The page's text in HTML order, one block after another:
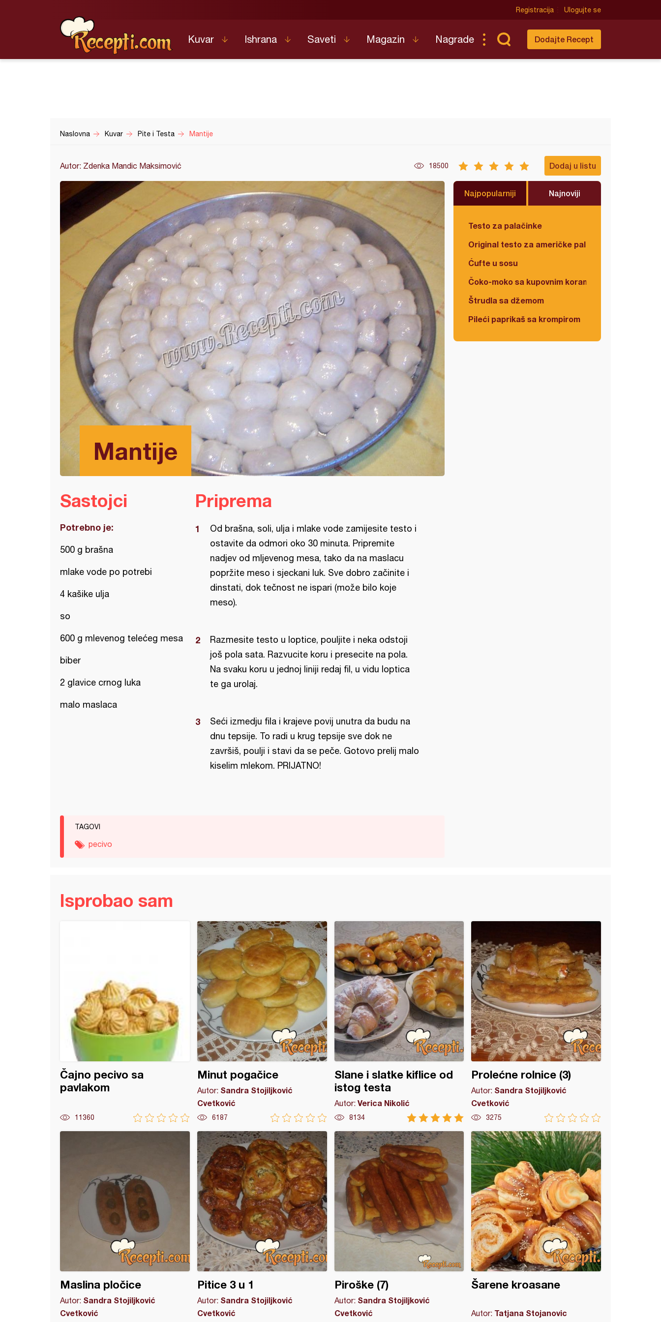
Registracija Ulogujte se
Kuvar Ishrana Saveti Magazin Nagrade Dodajte Recept
Naslovna Kuvar Pite i Testa Mantije
Autor: Zdenka Mandic Maksimović 18500 Dodaj u listu
Mantije
Najpopularniji Najnoviji
Testo za palačinke
Original testo za američke palačinke
Ćufte u sosu
Čoko-moko sa kupovnim korama
Štrudla sa džemom
Pileći paprikaš sa krompirom
Sastojci
Potrebno je:
500 g brašna
mlake vode po potrebi
4 kašike ulja
so
600 g mlevenog telećeg mesa
biber
2 glavice crnog luka
malo maslaca
Priprema
Od brašna, soli, ulja i mlake vode zamijesite testo i
ostavite da odmori oko 30 minuta. Pripremite
nadjev od mljevenog mesa, tako da na maslacu
popržite meso i sjeckani luk. Sve dobro začinite i
dinstati, dok tečnost ne ispari (može bilo koje
meso).
Razmesite testo u loptice, pouljite i neka odstoji
još pola sata. Razvucite koru i presecite na pola.
Na svaku koru u jednoj liniji redaj fil, u vidu loptica
te ga urolaj.
Seći izmedju fila i krajeve povij unutra da budu na
dnu tepsije. To radi u krug tepsije sve dok ne
završiš, poulji i stavi da se peče. Gotovo prelij malo
kiselim mlekom. PRIJATNO!
TAGOVI
pecivo
Isprobao sam
Čajno pecivo sa
pavlakom
11360
Minut pogačice
Autor: Sandra Stojiljković
Cvetković
6187
Slane i slatke kiflice od
istog testa
Autor: Verica Nikolić
8134
Prolećne rolnice (3)
Autor: Sandra Stojiljković
Cvetković
3275
Maslina pločice
Autor: Sandra Stojiljković
Cvetković
Pitice 3 u 1
Autor: Sandra Stojiljković
Cvetković
Piroške (7)
Autor: Sandra Stojiljković
Cvetković
Šarene kroasane
Autor: Tatjana Stojanovic